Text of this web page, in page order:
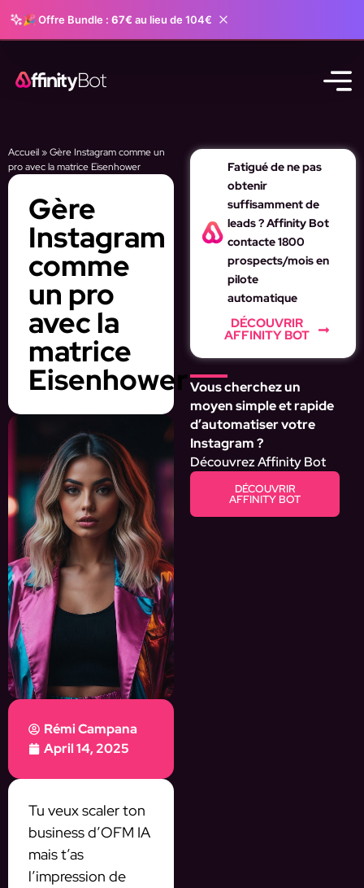
🎉 Offre Bundle : 67€ au lieu de 104€
Accueil»Gère Instagram comme un
pro avec la matrice Eisenhower
Gère
Instagram
comme
un pro
avec la
matrice
Eisenhower
Rémi Campana
April 14, 2025
Tu veux scaler ton
business d’OFM IA
mais t’as
l’impression de
Fatigué de ne pas
obtenir
suffisamment de
leads ? Affinity Bot
contacte 1800
prospects/mois en
pilote
automatique
DÉCOUVRIR
AFFINITY BOT
Vous cherchez un
moyen simple et rapide
d’automatiser votre
Instagram ?
Découvrez Affinity Bot
DÉCOUVRIR
AFFINITY BOT